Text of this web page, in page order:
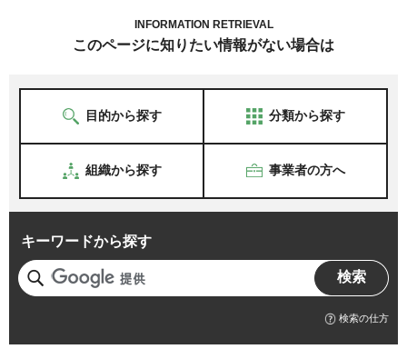
INFORMATION RETRIEVAL
このページに知りたい情報がない場合は
目的から探す 分類から探す
組織から探す 事業者の方へ
キーワードから探す
検索の仕方